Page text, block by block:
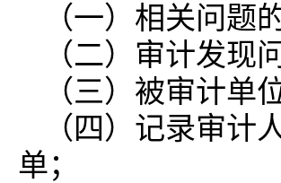
（一）相关问题
（二）审计发现
（三）被审计单
（四）记录审
单；